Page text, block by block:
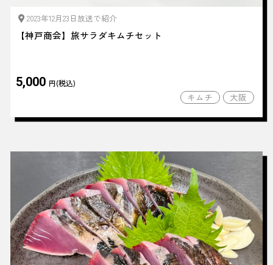
2023年12月23日放送で紹介
【神戸商会】旅サラダキムチセット
5,000 円(税込)
キムチ 大阪